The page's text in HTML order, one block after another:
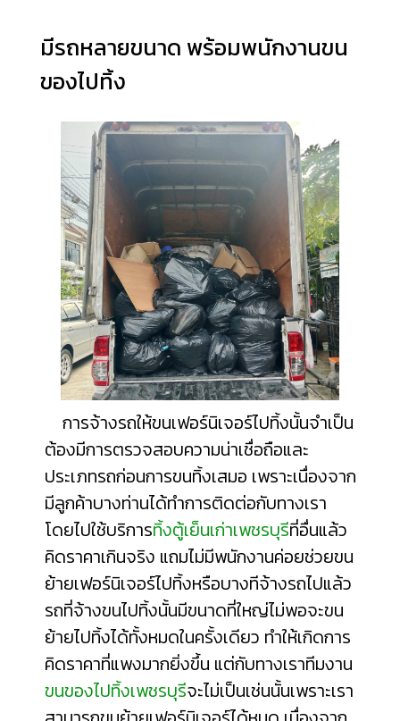
มีรถหลายขนาด พร้อมพนักงานขน
ของไปทิ้ง
การจ้างรถให้ขนเฟอร์นิเจอร์ไปทิ้งนั้นจำเป็น
ต้องมีการตรวจสอบความน่าเชื่อถือและ
ประเภทรถก่อนการขนทิ้งเสมอ เพราะเนื่องจาก
มีลูกค้าบางท่านได้ทำการติดต่อกับทางเรา
โดยไปใช้บริการทิ้งตู้เย็นเก่าเพชรบุรีที่อื่นแล้ว
คิดราคาเกินจริง แถมไม่มีพนักงานค่อยช่วยขน
ย้ายเฟอร์นิเจอร์ไปทิ้งหรือบางทีจ้างรถไปแล้ว
รถที่จ้างขนไปทิ้งนั้นมีขนาดที่ใหญ่ไม่พอจะขน
ย้ายไปทิ้งได้ทั้งหมดในครั้งเดียว ทำให้เกิดการ
คิดราคาที่แพงมากยิ่งขึ้น แต่กับทางเราทีมงาน
ขนของไปทิ้งเพชรบุรีจะไม่เป็นเช่นนั้นเพราะเรา